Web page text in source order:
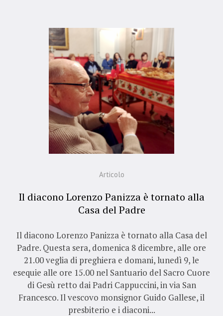
Articolo
Il diacono Lorenzo Panizza è tornato alla
Casa del Padre
Il diacono Lorenzo Panizza è tornato alla Casa del
Padre. Questa sera, domenica 8 dicembre, alle ore
21.00 veglia di preghiera e domani, lunedì 9, le
esequie alle ore 15.00 nel Santuario del Sacro Cuore
di Gesù retto dai Padri Cappuccini, in via San
Francesco. Il vescovo monsignor Guido Gallese, il
presbiterio e i diaconi...